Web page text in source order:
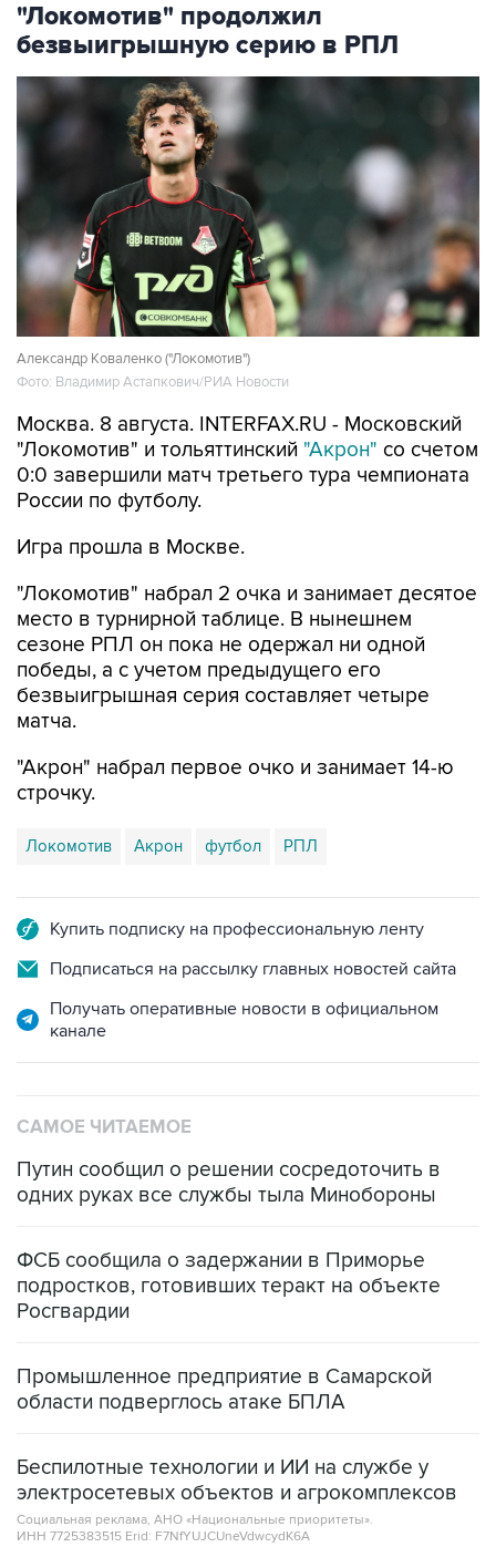
"Локомотив" продолжил
безвыигрышную серию в РПЛ
Александр Коваленко ("Локомотив")
Фото: Владимир Астапкович/РИА Новости
Москва. 8 августа. INTERFAX.RU - Московский
"Локомотив" и тольяттинский "Акрон" со счетом
0:0 завершили матч третьего тура чемпионата
России по футболу.
Игра прошла в Москве.
"Локомотив" набрал 2 очка и занимает десятое
место в турнирной таблице. В нынешнем
сезоне РПЛ он пока не одержал ни одной
победы, а с учетом предыдущего его
безвыигрышная серия составляет четыре
матча.
"Акрон" набрал первое очко и занимает 14-ю
строчку.
Локомотив Акрон футбол РПЛ
Купить подписку на профессиональную ленту
Подписаться на рассылку главных новостей сайта
Получать оперативные новости в официальном
канале
САМОЕ ЧИТАЕМОЕ
Путин сообщил о решении сосредоточить в
одних руках все службы тыла Минобороны
ФСБ сообщила о задержании в Приморье
подростков, готовивших теракт на объекте
Росгвардии
Промышленное предприятие в Самарской
области подверглось атаке БПЛА
Беспилотные технологии и ИИ на службе у
электросетевых объектов и агрокомплексов
Социальная реклама, АНО «Национальные приоритеты».
ИНН 7725383515 Erid: F7NfYUJCUneVdwcydK6A